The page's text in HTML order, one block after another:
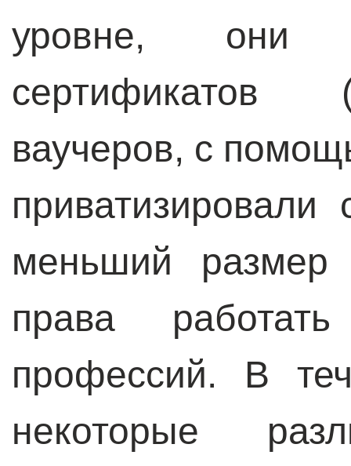
уровне, они
сертификатов
ваучеров, с
меньший
права
профессий. В
некоторые